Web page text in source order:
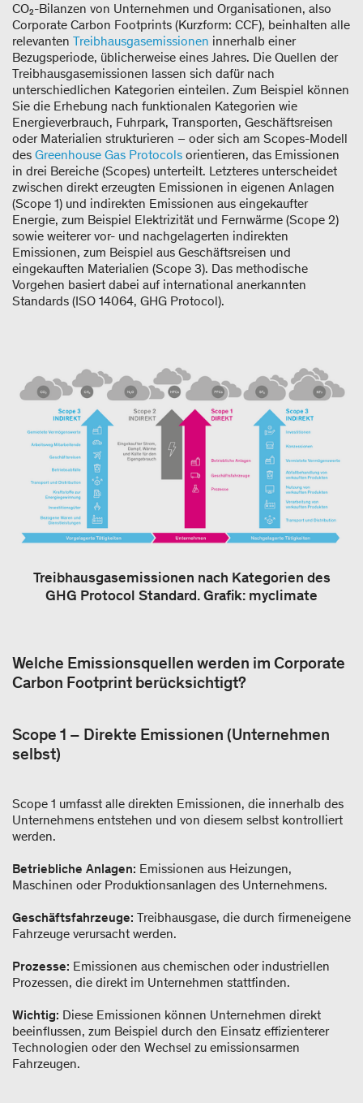
CO₂-Bilanzen von Unternehmen und Organisationen, also
Corporate Carbon Footprints (Kurzform: CCF), beinhalten alle
relevanten Treibhausgasemissionen innerhalb einer
Bezugsperiode, üblicherweise eines Jahres. Die Quellen der
Treibhausgasemissionen lassen sich dafür nach
unterschiedlichen Kategorien einteilen. Zum Beispiel können
Sie die Erhebung nach funktionalen Kategorien wie
Energieverbrauch, Fuhrpark, Transporten, Geschäftsreisen
oder Materialien strukturieren – oder sich am Scopes-Modell
des Greenhouse Gas Protocols orientieren, das Emissionen
in drei Bereiche (Scopes) unterteilt. Letzteres unterscheidet
zwischen direkt erzeugten Emissionen in eigenen Anlagen
(Scope 1) und indirekten Emissionen aus eingekaufter
Energie, zum Beispiel Elektrizität und Fernwärme (Scope 2)
sowie weiterer vor- und nachgelagerten indirekten
Emissionen, zum Beispiel aus Geschäftsreisen und
eingekauften Materialien (Scope 3). Das methodische
Vorgehen basiert dabei auf international anerkannten
Standards (ISO 14064, GHG Protocol).
Treibhausgasemissionen nach Kategorien des
GHG Protocol Standard. Grafik: myclimate
Welche Emissionsquellen werden im Corporate
Carbon Footprint berücksichtigt?
Scope 1 – Direkte Emissionen (Unternehmen
selbst)
Scope 1 umfasst alle direkten Emissionen, die innerhalb des
Unternehmens entstehen und von diesem selbst kontrolliert
werden.
Betriebliche Anlagen: Emissionen aus Heizungen,
Maschinen oder Produktionsanlagen des Unternehmens.
Geschäftsfahrzeuge: Treibhausgase, die durch firmeneigene
Fahrzeuge verursacht werden.
Prozesse: Emissionen aus chemischen oder industriellen
Prozessen, die direkt im Unternehmen stattfinden.
Wichtig: Diese Emissionen können Unternehmen direkt
beeinflussen, zum Beispiel durch den Einsatz effizienterer
Technologien oder den Wechsel zu emissionsarmen
Fahrzeugen.